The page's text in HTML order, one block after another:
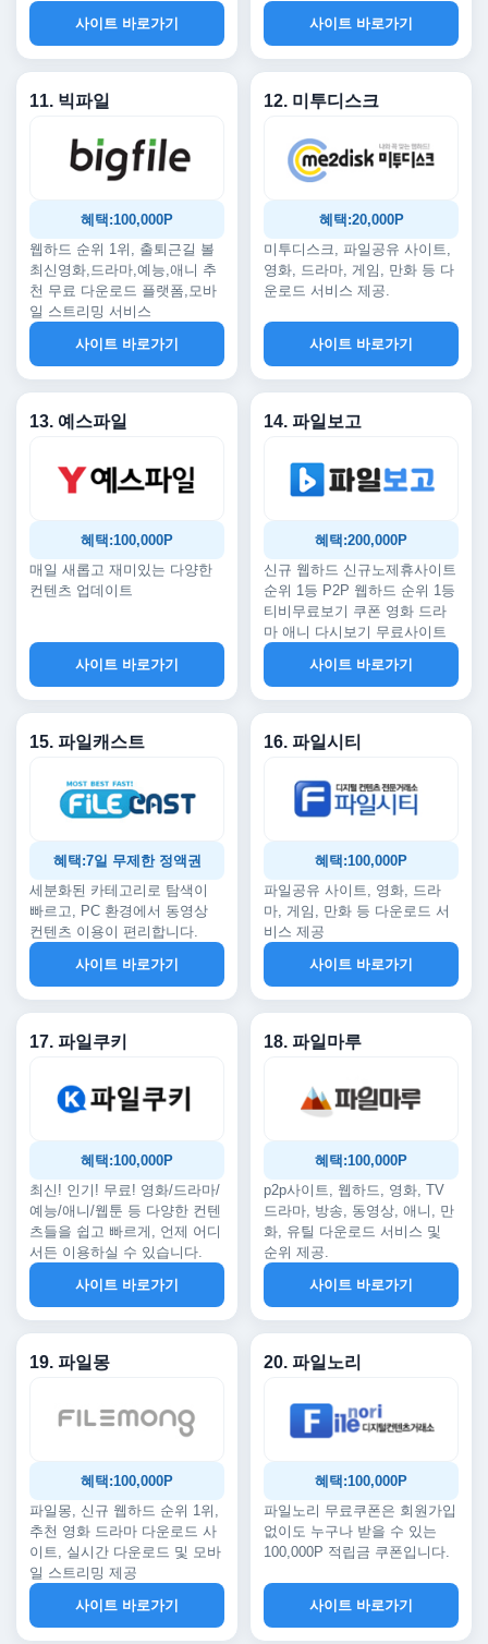
사이트 바로가기
사이트 바로가기
11. 빅파일
혜택:100,000P
웹하드 순위 1위, 출퇴근길 볼
최신영화,드라마,예능,애니 추
천 무료 다운로드 플랫폼,모바
일 스트리밍 서비스
사이트 바로가기
12. 미투디스크
혜택:20,000P
미투디스크, 파일공유 사이트,
영화, 드라마, 게임, 만화 등 다
운로드 서비스 제공.
사이트 바로가기
13. 예스파일
혜택:100,000P
매일 새롭고 재미있는 다양한
컨텐츠 업데이트
사이트 바로가기
14. 파일보고
혜택:200,000P
신규 웹하드 신규노제휴사이트
순위 1등 P2P 웹하드 순위 1등
티비무료보기 쿠폰 영화 드라
마 애니 다시보기 무료사이트
사이트 바로가기
15. 파일캐스트
혜택:7일 무제한 정액권
세분화된 카테고리로 탐색이
빠르고, PC 환경에서 동영상
컨텐츠 이용이 편리합니다.
사이트 바로가기
16. 파일시티
혜택:100,000P
파일공유 사이트, 영화, 드라
마, 게임, 만화 등 다운로드 서
비스 제공
사이트 바로가기
17. 파일쿠키
혜택:100,000P
최신! 인기! 무료! 영화/드라마/
예능/애니/웹툰 등 다양한 컨텐
츠들을 쉽고 빠르게, 언제 어디
서든 이용하실 수 있습니다.
사이트 바로가기
18. 파일마루
혜택:100,000P
p2p사이트, 웹하드, 영화, TV
드라마, 방송, 동영상, 애니, 만
화, 유틸 다운로드 서비스 및
순위 제공.
사이트 바로가기
19. 파일몽
혜택:100,000P
파일몽, 신규 웹하드 순위 1위,
추천 영화 드라마 다운로드 사
이트, 실시간 다운로드 및 모바
일 스트리밍 제공
사이트 바로가기
20. 파일노리
혜택:100,000P
파일노리 무료쿠폰은 회원가입
없이도 누구나 받을 수 있는
100,000P 적립금 쿠폰입니다.
사이트 바로가기